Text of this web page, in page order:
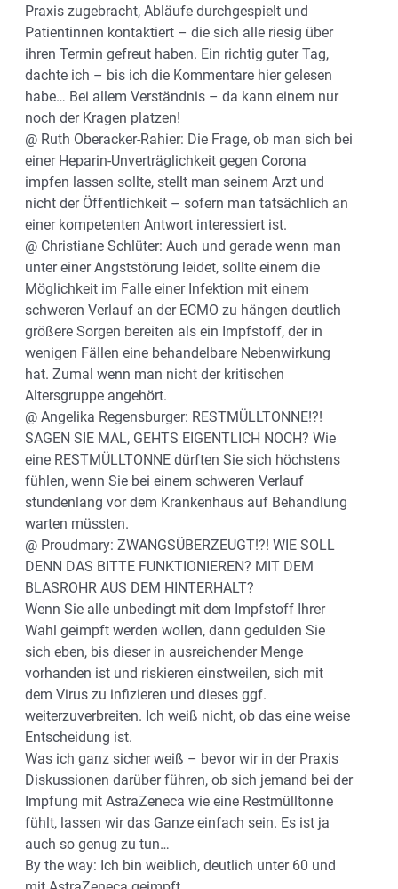
Praxis zugebracht, Abläufe durchgespielt und
Patientinnen kontaktiert – die sich alle riesig über
ihren Termin gefreut haben. Ein richtig guter Tag,
dachte ich – bis ich die Kommentare hier gelesen
habe… Bei allem Verständnis – da kann einem nur
noch der Kragen platzen!
@ Ruth Oberacker-Rahier: Die Frage, ob man sich bei
einer Heparin-Unverträglichkeit gegen Corona
impfen lassen sollte, stellt man seinem Arzt und
nicht der Öffentlichkeit – sofern man tatsächlich an
einer kompetenten Antwort interessiert ist.
@ Christiane Schlüter: Auch und gerade wenn man
unter einer Angststörung leidet, sollte einem die
Möglichkeit im Falle einer Infektion mit einem
schweren Verlauf an der ECMO zu hängen deutlich
größere Sorgen bereiten als ein Impfstoff, der in
wenigen Fällen eine behandelbare Nebenwirkung
hat. Zumal wenn man nicht der kritischen
Altersgruppe angehört.
@ Angelika Regensburger: RESTMÜLLTONNE!?!
SAGEN SIE MAL, GEHTS EIGENTLICH NOCH? Wie
eine RESTMÜLLTONNE dürften Sie sich höchstens
fühlen, wenn Sie bei einem schweren Verlauf
stundenlang vor dem Krankenhaus auf Behandlung
warten müssten.
@ Proudmary: ZWANGSÜBERZEUGT!?! WIE SOLL
DENN DAS BITTE FUNKTIONIEREN? MIT DEM
BLASROHR AUS DEM HINTERHALT?
Wenn Sie alle unbedingt mit dem Impfstoff Ihrer
Wahl geimpft werden wollen, dann gedulden Sie
sich eben, bis dieser in ausreichender Menge
vorhanden ist und riskieren einstweilen, sich mit
dem Virus zu infizieren und dieses ggf.
weiterzuverbreiten. Ich weiß nicht, ob das eine weise
Entscheidung ist.
Was ich ganz sicher weiß – bevor wir in der Praxis
Diskussionen darüber führen, ob sich jemand bei der
Impfung mit AstraZeneca wie eine Restmülltonne
fühlt, lassen wir das Ganze einfach sein. Es ist ja
auch so genug zu tun…
By the way: Ich bin weiblich, deutlich unter 60 und